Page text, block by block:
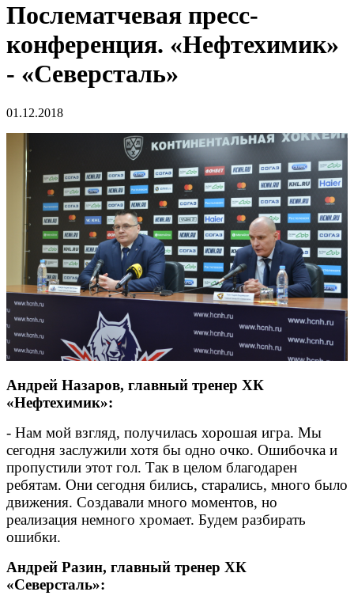
Послематчевая пресс-
конференция. «Нефтехимик»
- «Северсталь»
01.12.2018
Андрей Назаров, главный тренер ХК
«Нефтехимик»:
- Нам мой взгляд, получилась хорошая игра. Мы
сегодня заслужили хотя бы одно очко. Ошибочка и
пропустили этот гол. Так в целом благодарен
ребятам. Они сегодня бились, старались, много было
движения. Создавали много моментов, но
реализация немного хромает. Будем разбирать
ошибки.
Андрей Разин, главный тренер ХК
«Северсталь»: